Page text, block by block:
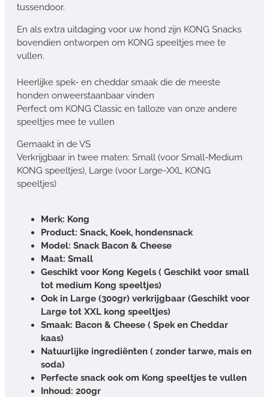
tussendoor.
En als extra uitdaging voor uw hond zijn KONG Snacks
bovendien ontworpen om KONG speeltjes mee te
vullen.
Heerlijke spek- en cheddar smaak die de meeste
honden onweerstaanbaar vinden
Perfect om KONG Classic en talloze van onze andere
speeltjes mee te vullen
Gemaakt in de VS
Verkrijgbaar in twee maten: Small (voor Small-Medium
KONG speeltjes), Large (voor Large-XXL KONG
speeltjes)
Merk: Kong
Product: Snack, Koek, hondensnack
Model: Snack Bacon & Cheese
Maat: Small
Geschikt voor Kong Kegels ( Geschikt voor small
tot medium Kong speeltjes)
Ook in Large (300gr) verkrijgbaar (Geschikt voor
Large tot XXL kong speeltjes)
Smaak: Bacon & Cheese ( Spek en Cheddar
kaas)
Natuurlijke ingrediënten ( zonder tarwe, mais en
soda)
Perfecte snack ook om Kong speeltjes te vullen
Inhoud: 200gr